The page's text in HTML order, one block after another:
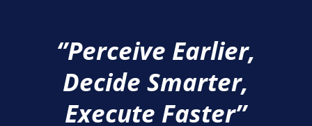
‘’Perceive Earlier,
Decide Smarter,
Execute Faster’’